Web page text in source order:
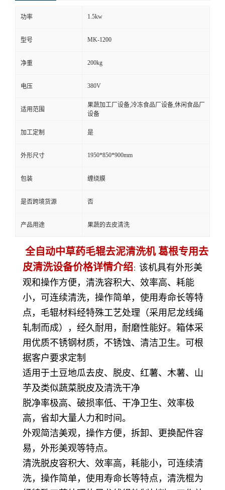
功率 1.5kw
型号 MK-1200
净重 200kg
电压 380V
适用范围
果蔬加工厂设备,冷冻食品厂设备,休闲食品厂
设备
加工定制 是
外形尺寸 1950*850*900mm
包装 缠绕膜
是否跨境货源 否
产品用途 果蔬的去皮清洗
全自动中草药毛辊去泥清洗机 葛根专用去
皮清洗设备价格详情介绍： 该机具有外形美
观和操作方便，清洗容积大、效率高、耗能
小，可连续清洗，操作简单，使用寿命长等特
点，毛辊材料经特殊工艺处理（采用尼龙线绳
轧制而成），经久耐用，耐磨性能好。箱体采
用优质不锈钢材质，不锈蚀、清洁卫生。可根
据客户要求定制
适用于土豆地瓜去皮、脱皮、红薯、木薯、山
芋及类似蔬菜脱皮及清洗干净
脱净率极高、破损率低、干净卫生、效率极
高，省却大量人力和时间。
外观简洁美观，操作方便，拆卸、更换配件容
易，外形美观等特点。
清洗脱皮容积大、效率高，耗能小，可连续清
洗，操作简单，使用寿命长等特点，清洗棍为